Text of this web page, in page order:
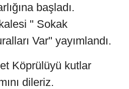
başladı.
" Sokak
Var" yayımlandı.
Köprülüyü kutlar
dileriz.